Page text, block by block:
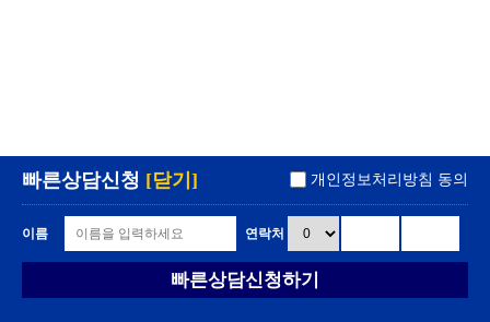
빠른상담신청하기
빠른상담신청 [닫기] 개인정보처리방침 동의
이름 연락처